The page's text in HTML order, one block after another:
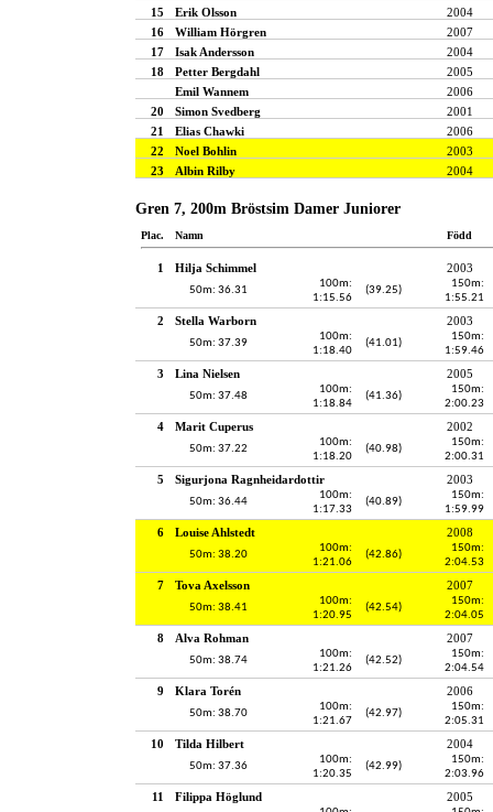
15
Erik Olsson
2004
16
William Hörgren
2007
17
Isak Andersson
2004
18
Petter Bergdahl
2005
Emil Wannem
2006
20
Simon Svedberg
2001
21
Elias Chawki
2006
22
Noel Bohlin
2003
23
Albin Rilby 2004
Gren 7, 200m Bröstsim Damer Juniorer
Plac. Namn Född
1 Hilja Schimmel 2003
50m: 36.31
100m:
1:15.56
(39.25)
150m:
1:55.21
2 Stella Warborn 2003
50m: 37.39
100m:
1:18.40
(41.01)
150m:
1:59.46
3 Lina Nielsen 2005
50m: 37.48
100m:
1:18.84
(41.36)
150m:
2:00.23
4 Marit Cuperus 2002
50m: 37.22
100m:
1:18.20
(40.98)
150m:
2:00.31
5 Sigurjona Ragnheidardottir 2003
50m: 36.44
100m:
1:17.33
(40.89)
150m:
1:59.99
6 Louise Ahlstedt 2008
50m: 38.20
100m:
1:21.06
(42.86)
150m:
2:04.53
7 Tova Axelsson 2007
50m: 38.41
100m:
1:20.95
(42.54)
150m:
2:04.05
8 Alva Rohman 2007
50m: 38.74
100m:
1:21.26
(42.52)
150m:
2:04.54
9 Klara Torén 2006
50m: 38.70
100m:
1:21.67
(42.97)
150m:
2:05.31
10 Tilda Hilbert 2004
50m: 37.36
100m:
1:20.35
(42.99)
150m:
2:03.96
11 Filippa Höglund 2005